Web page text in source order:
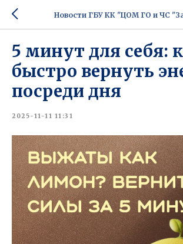
Новости ГБУ КК "ЦОМ ГО и ЧС
5 минут для себя:
быстро вернуть
посреди дня
2025-11-11 11:31